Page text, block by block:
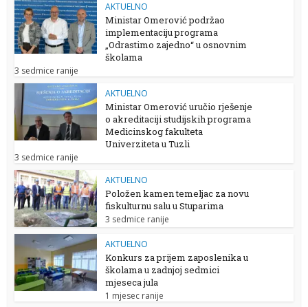
AKTUELNO
Ministar Omerović podržao
implementaciju programa
„Odrastimo zajedno“ u osnovnim
školama
3 sedmice ranije
AKTUELNO
Ministar Omerović uručio rješenje
o akreditaciji studijskih programa
Medicinskog fakulteta
Univerziteta u Tuzli
3 sedmice ranije
AKTUELNO
Položen kamen temeljac za novu
fiskulturnu salu u Stuparima
3 sedmice ranije
AKTUELNO
Konkurs za prijem zaposlenika u
školama u zadnjoj sedmici
mjeseca jula
1 mjesec ranije